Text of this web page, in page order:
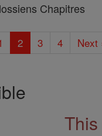
Chapitres
2 3 4 Next